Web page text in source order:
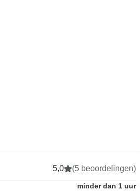
5,0 (5 beoordelingen)
minder dan 1 uur